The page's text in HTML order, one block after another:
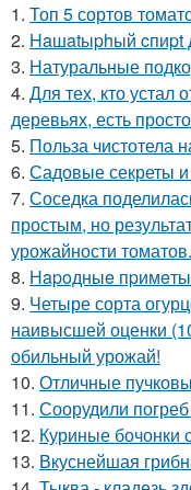
1. Топ 5 сортов
2. Haшatыphый cпиpt
3. Натуральные
4. Для тех, кто устал
деревьях, есть
5. Польза чистотела
6. Садовые секреты и
7. Соседка
простым, но
урожайности томатов.
8. Нapoдныe
9. Четыре сорта
наивысшей оценки
обильный урожай!
10. Отличные
11. Соорудили
12. Куриные бочонки
13. Вкуснейшая